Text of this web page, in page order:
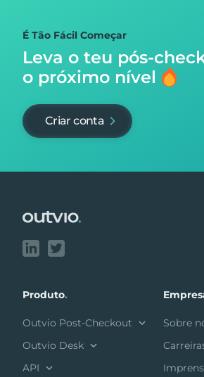
É Tão Fácil Começar
Leva o teu pós-
o próximo nível
Criar conta
Produto.
Outvio Post-Checkout
Outvio Desk
API
Sobre